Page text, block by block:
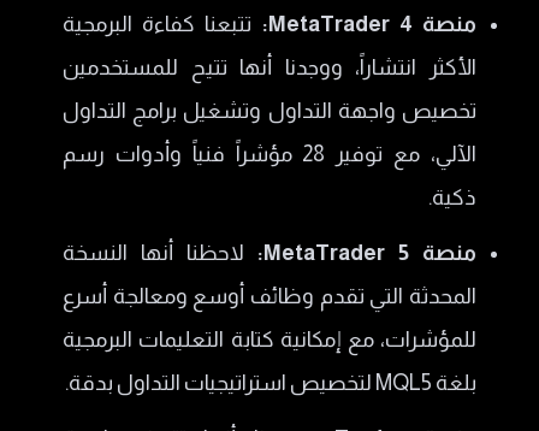
​منصة MetaTrader 4:
تتبعنا كفاءة البرمجية
الأكثر انتشاراً، ووجدنا أنها تتيح للمستخدمين
تخصيص واجهة التداول وتشغيل برامج التداول
الآلي، مع توفير 28 مؤشراً فنياً وأدوات رسم
ذكية.
​منصة MetaTrader 5:
لاحظنا أنها النسخة
المحدثة التي تقدم وظائف أوسع ومعالجة أسرع
للمؤشرات، مع إمكانية كتابة التعليمات البرمجية
بلغة MQL5 لتخصيص استراتيجيات التداول بدقة.